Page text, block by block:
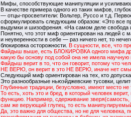
Мифы, способствующие манипуляции и
В качестве примера одного из таких мифов,
— отцы-просветители: Вольтер, Руссо и т.д.
сформулировать следующим образом: «Это все
выдумки и шизофрения. «На самом деле свобода
Понятно, что этот миф ориентирован на людей с
и неуверенности в себе — раз ничего нет, то
блокировка осторожности.
В сущности, все, что
Файдыш выше, есть БЛОКИРОВКА одного мифа
какую бы основу под собой она не имела научную
Файдыш верит в то, что он говорит, потому что
НЕ ВЕРЮ, он верит в это НЕ ВЕРЮ, иначе нет
Следующий миф ориентирован на тех, кто
Это разнообразные ньюэйджевские тусовки,
Глубинные традиции, безусловно, имеют место
То есть, хоть это и бред, в который человек
функцию. Например, сдерживание зверя(самость,
сам же верующий глупец, то есть
Да, это важно для общества, но не для человека,